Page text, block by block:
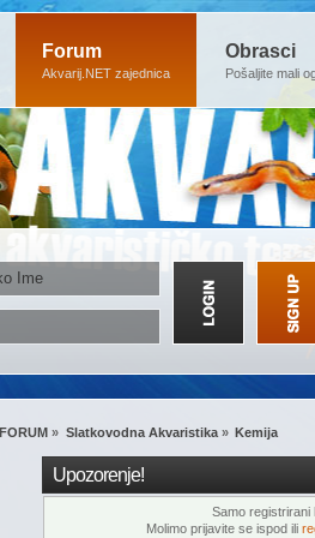
Forum
Akvarij.NET zajednica
Obrasci
Pošaljite mali
» Slatkovodna Akvaristika» Kemija
Upozorenje!
Samo registrirani
Molimo prijavite se ispod ili